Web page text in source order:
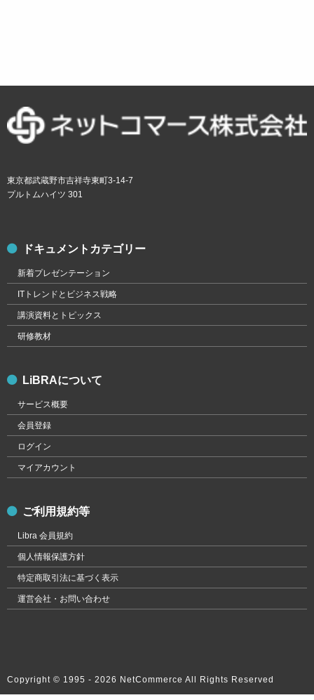
東京都武蔵野市吉祥寺東町3-14-7
プルトムハイツ 301
ドキュメントカテゴリー
新着プレゼンテーション
ITトレンドとビジネス戦略
講演資料とトピックス
研修教材
LiBRAについて
サービス概要
会員登録
ログイン
マイアカウント
ご利用規約等
Libra 会員規約
個人情報保護方針
特定商取引法に基づく表示
運営会社・お問い合わせ
Copyright © 1995 - 2026 NetCommerce All Rights Reserved